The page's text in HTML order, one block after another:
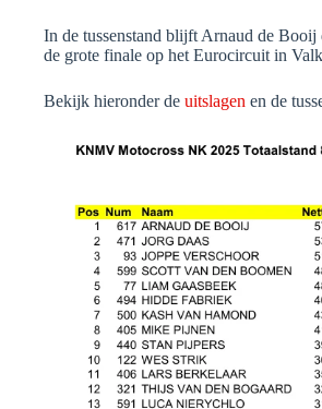
In de tussenstand blijft Arnaud de
de grote finale op het Eurocircuit in
Bekijk hieronder de uitslagen en de